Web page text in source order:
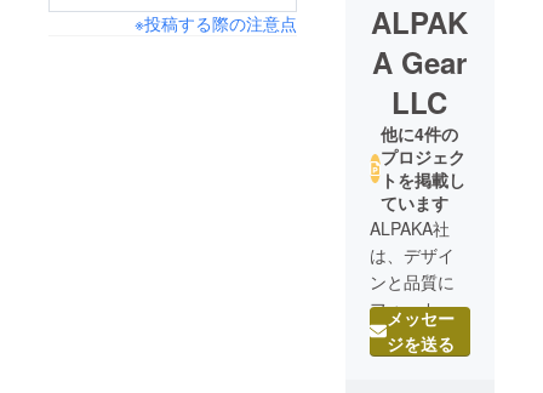
※投稿する際の注意点
ALPAK
A Gear
LLC
他に4件の
プロジェク
トを掲載し
ています
ALPAKA社
は、デザイ
ンと品質に
フォーカス
したカバン
とトラベル
メッセー
ジを送る